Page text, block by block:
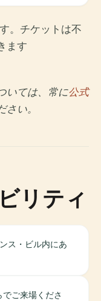
。チケットは不
ます
いては、常に公式
さい。
リティ
ス・ビル内にあ
ご来場くださ